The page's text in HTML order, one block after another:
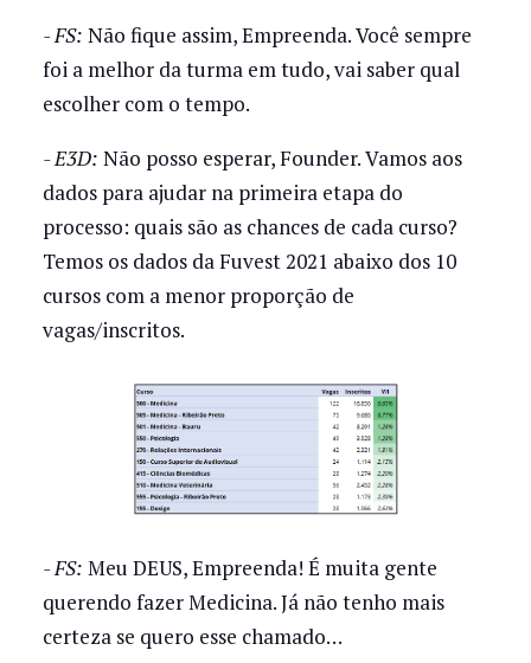
- FS: Não fique assim, Empreenda. Você sempre
foi a melhor da turma em tudo, vai saber qual
escolher com o tempo.
- E3D: Não posso esperar, Founder. Vamos aos
dados para ajudar na primeira etapa do
processo: quais são as chances de cada curso?
Temos os dados da Fuvest 2021 abaixo dos 10
cursos com a menor proporção de
vagas/inscritos.
- FS: Meu DEUS, Empreenda! É muita gente
querendo fazer Medicina. Já não tenho mais
certeza se quero esse chamado…